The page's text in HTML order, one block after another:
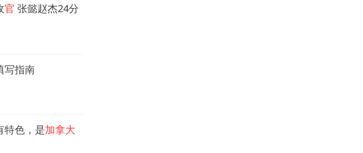
官 张懿赵杰24分
写指南
特色，是加拿大